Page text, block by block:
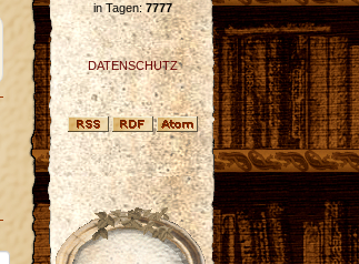
in Tagen:7777
DATENSCHUTZ